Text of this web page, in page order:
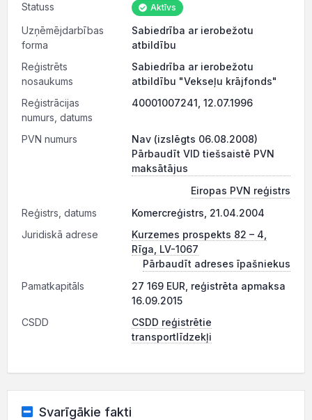
Statuss Aktīvs
Uzņēmējdarbības
forma
Sabiedrība ar ierobežotu
atbildību
Reģistrēts
nosaukums
Sabiedrība ar ierobežotu
atbildību "Vekseļu krājfonds"
Reģistrācijas
numurs, datums
40001007241, 12.07.1996
PVN numurs
Nav (izslēgts 06.08.2008)
Pārbaudīt VID tiešsaistē PVN
maksātājus
Eiropas PVN reģistrs
Reģistrs, datums
Komercreģistrs, 21.04.2004
Juridiskā adrese
Kurzemes prospekts 82 – 4,
Rīga, LV-1067
Pārbaudīt adreses īpašniekus
Pamatkapitāls
27 169 EUR, reģistrēta apmaksa
16.09.2015
CSDD
CSDD reģistrētie
transportlīdzekļi
Svarīgākie fakti